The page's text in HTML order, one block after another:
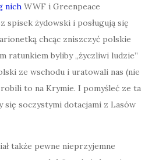
nich WWF i Greenpeace
spisek żydowski i posługują się
chcąc zniszczyć polskie
ratunkiem byliby „życzliwi ludzie”
ze wschodu i uratowali nas (nie
to na Krymie. I pomyśleć ze ta
się soczystymi dotacjami z Lasów
także pewne nieprzyjemne